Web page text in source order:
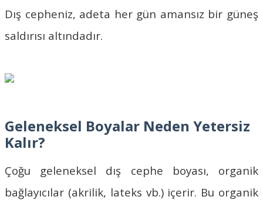
Dış cepheniz, adeta her gün amansız bir güneş
saldırısı altındadır.
Geleneksel Boyalar Neden Yetersiz
Kalır?
Çoğu geleneksel dış cephe boyası, organik
bağlayıcılar (akrilik, lateks vb.) içerir. Bu organik